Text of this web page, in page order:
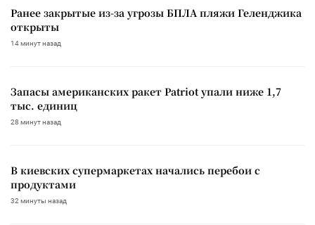
Ранее закрытые из-за угрозы БПЛА пляжи Геленджика
открыты
14 минут назад
Запасы американских ракет Patriot упали ниже 1,7
тыс. единиц
28 минут назад
В киевских супермаркетах начались перебои с
продуктами
32 минуты назад